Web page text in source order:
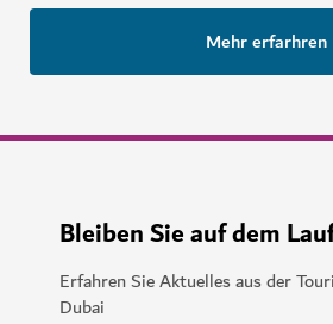
Mehr erfarhren
Bleiben Sie auf dem
Erfahren Sie Aktuelles aus der
Dubai